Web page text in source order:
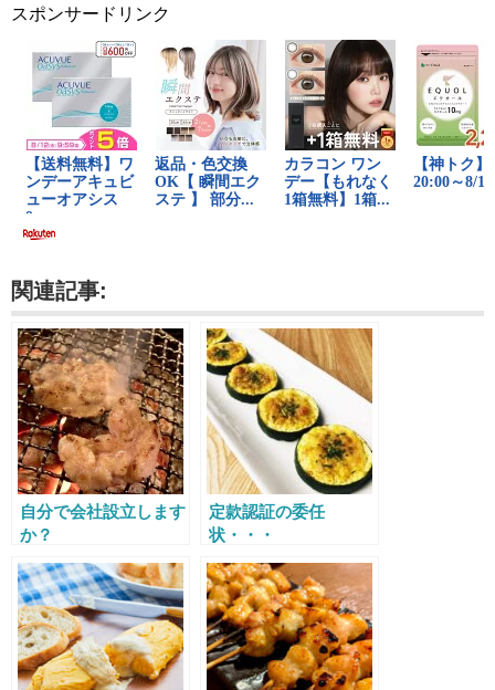
スポンサードリンク
関連記事:
自分で会社設立します
か？
定款認証の委任
状・・・